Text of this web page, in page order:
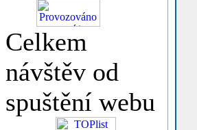
Celkem
návštěv od
spuštění webu